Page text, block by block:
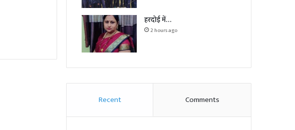
हरदोई में…
2 hours ago
Recent Comments